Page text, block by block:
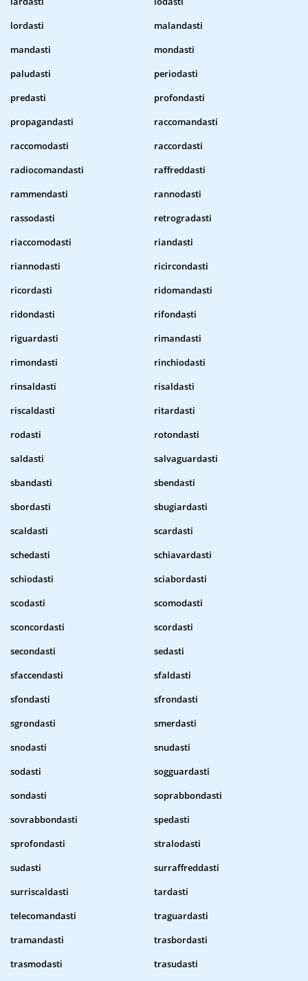
lordasti
malandasti
mandasti
mondasti
paludasti
periodasti
predasti
profondasti
propagandasti
raccomandasti
raccomodasti
raccordasti
radiocomandasti
raffreddasti
rammendasti
rannodasti
rassodasti
retrogradasti
riaccomodasti
riandasti
riannodasti
ricircondasti
ricordasti
ridomandasti
ridondasti
rifondasti
riguardasti
rimandasti
rimondasti
rinchiodasti
rinsaldasti
risaldasti
riscaldasti
ritardasti
rodasti
rotondasti
saldasti
salvaguardasti
sbandasti
sbendasti
sbordasti
sbugiardasti
scaldasti
scardasti
schedasti
schiavardasti
schiodasti
sciabordasti
scodasti
scomodasti
sconcordasti
scordasti
secondasti
sedasti
sfaccendasti
sfaldasti
sfondasti
sfrondasti
sgrondasti
smerdasti
snodasti
snudasti
sodasti
sogguardasti
sondasti
soprabbondasti
sovrabbondasti
spedasti
sprofondasti
stralodasti
sudasti
surraffreddasti
surriscaldasti
tardasti
telecomandasti
traguardasti
tramandasti
trasbordasti
trasmodasti
trasudasti